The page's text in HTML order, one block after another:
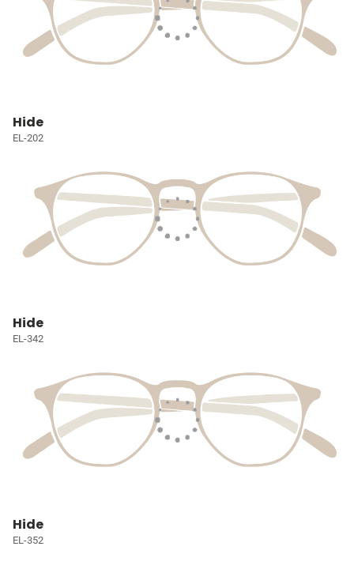
Hide
EL-202
Hide
EL-342
Hide
EL-352